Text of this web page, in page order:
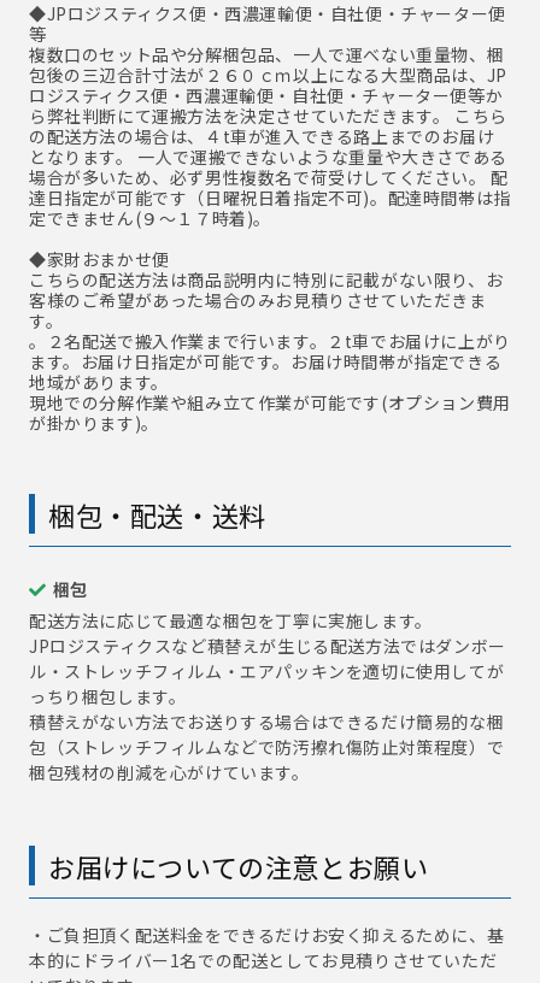
◆JPロジスティクス便・西濃運輸便・自社便・チャーター便
等
複数口のセット品や分解梱包品、一人で運べない重量物、梱
包後の三辺合計寸法が２６０ｃｍ以上になる大型商品は、JP
ロジスティクス便・西濃運輸便・自社便・チャーター便等か
ら弊社判断にて運搬方法を決定させていただきます。 こちら
の配送方法の場合は、４t車が進入できる路上までのお届け
となります。 一人で運搬できないような重量や大きさである
場合が多いため、必ず男性複数名で荷受けしてください。 配
達日指定が可能です（日曜祝日着指定不可)。配達時間帯は指
定できません(９～１７時着)。
◆家財おまかせ便
こちらの配送方法は商品説明内に特別に記載がない限り、お
客様のご希望があった場合のみお見積りさせていただきま
す。
。２名配送で搬入作業まで行います。２t車でお届けに上がり
ます。お届け日指定が可能です。お届け時間帯が指定できる
地域があります。
現地での分解作業や組み立て作業が可能です(オプション費用
が掛かります)。
梱包・配送・送料
梱包
配送方法に応じて最適な梱包を丁寧に実施します。
JPロジスティクスなど積替えが生じる配送方法ではダンボー
ル・ストレッチフィルム・エアパッキンを適切に使用してが
っちり梱包します。
積替えがない方法でお送りする場合はできるだけ簡易的な梱
包（ストレッチフィルムなどで防汚擦れ傷防止対策程度）で
梱包残材の削減を心がけています。
お届けについての注意とお願い
・ご負担頂く配送料金をできるだけお安く抑えるために、基
本的にドライバー1名での配送としてお見積りさせていただ